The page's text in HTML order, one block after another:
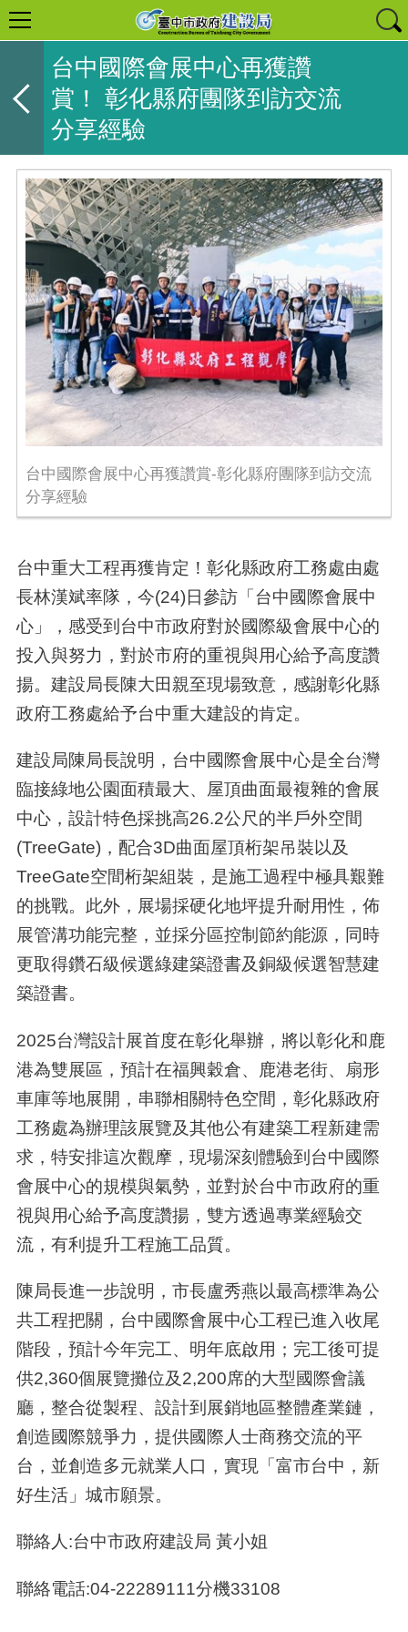
台中國際會展中心再獲讚
賞！ 彰化縣府團隊到訪交流
分享經驗
台中國際會展中心再獲讚賞-彰化縣府團隊到訪交流
分享經驗
台中重大工程再獲肯定！彰化縣政府工務處由處
長林漢斌率隊，今(24)日參訪「台中國際會展中
心」，感受到台中市政府對於國際級會展中心的
投入與努力，對於市府的重視與用心給予高度讚
揚。建設局長陳大田親至現場致意，感謝彰化縣
政府工務處給予台中重大建設的肯定。
建設局陳局長說明，台中國際會展中心是全台灣
臨接綠地公園面積最大、屋頂曲面最複雜的會展
中心，設計特色採挑高26.2公尺的半戶外空間
(TreeGate)，配合3D曲面屋頂桁架吊裝以及
TreeGate空間桁架組裝，是施工過程中極具艱難
的挑戰。此外，展場採硬化地坪提升耐用性，佈
展管溝功能完整，並採分區控制節約能源，同時
更取得鑽石級候選綠建築證書及銅級候選智慧建
築證書。
2025台灣設計展首度在彰化舉辦，將以彰化和鹿
港為雙展區，預計在福興穀倉、鹿港老街、扇形
車庫等地展開，串聯相關特色空間，彰化縣政府
工務處為辦理該展覽及其他公有建築工程新建需
求，特安排這次觀摩，現場深刻體驗到台中國際
會展中心的規模與氣勢，並對於台中市政府的重
視與用心給予高度讚揚，雙方透過專業經驗交
流，有利提升工程施工品質。
陳局長進一步說明，市長盧秀燕以最高標準為公
共工程把關，台中國際會展中心工程已進入收尾
階段，預計今年完工、明年底啟用；完工後可提
供2,360個展覽攤位及2,200席的大型國際會議
廳，整合從製程、設計到展銷地區整體產業鏈，
創造國際競爭力，提供國際人士商務交流的平
台，並創造多元就業人口，實現「富市台中，新
好生活」城市願景。
聯絡人:台中市政府建設局 黃小姐
聯絡電話:04-22289111分機33108